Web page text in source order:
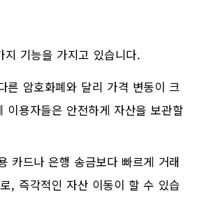
지 기능을 가지고 있습니다.
른 암호화폐와 달리 가격 변동이 크
이용자들은 안전하게 자산을 보관할
카드나 은행 송금보다 빠르게 거래
, 즉각적인 자산 이동이 할 수 있습